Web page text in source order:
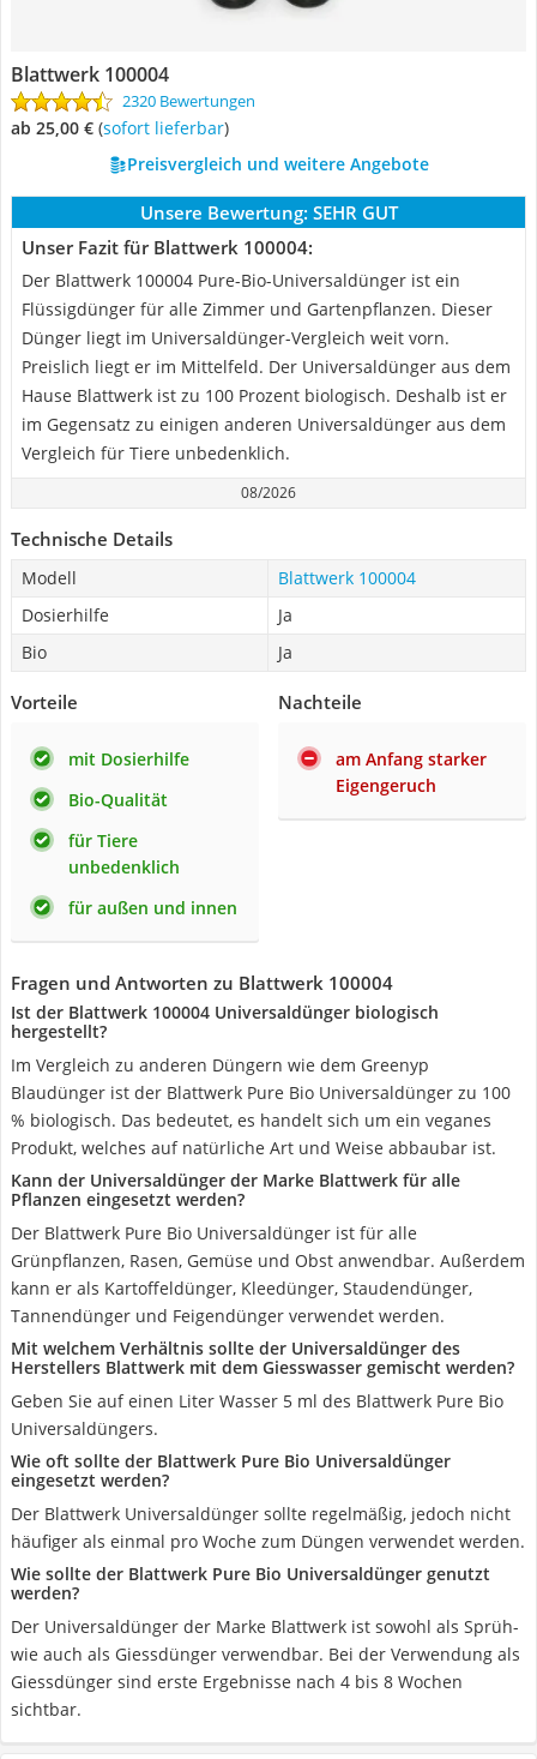
Blattwerk 100004
2320 Bewertungen
ab 25,00 € ( Sofort lieferbar)
Preisvergleich und weitere Angebote
Unsere Bewertung: SEHR GUT
Unser Fazit für Blattwerk 100004:
Der Blattwerk 100004 Pure-Bio-Universaldünger ist ein
Flüssigdünger für alle Zimmer und Gartenpflanzen. Dieser
Dünger liegt im Universaldünger-Vergleich weit vorn.
Preislich liegt er im Mittelfeld. Der Universaldünger aus dem
Hause Blattwerk ist zu 100 Prozent biologisch. Deshalb ist er
im Gegensatz zu einigen anderen Universaldünger aus dem
Vergleich für Tiere unbedenklich.
08/2026
Technische Details
Modell
Blattwerk 100004
Dosierhilfe
Ja
Bio
Ja
Vorteile
mit Dosierhilfe
Bio-Qualität
für Tiere
unbedenklich
für außen und innen
Nachteile
am Anfang starker
Eigengeruch
Fragen und Antworten zu Blattwerk 100004
Ist der Blattwerk 100004 Universaldünger biologisch
hergestellt?
Im Vergleich zu anderen Düngern wie dem Greenyp
Blaudünger ist der Blattwerk Pure Bio Universaldünger zu 100
% biologisch. Das bedeutet, es handelt sich um ein veganes
Produkt, welches auf natürliche Art und Weise abbaubar ist.
Kann der Universaldünger der Marke Blattwerk für alle
Pflanzen eingesetzt werden?
Der Blattwerk Pure Bio Universaldünger ist für alle
Grünpflanzen, Rasen, Gemüse und Obst anwendbar. Außerdem
kann er als Kartoffeldünger, Kleedünger, Staudendünger,
Tannendünger und Feigendünger verwendet werden.
Mit welchem Verhältnis sollte der Universaldünger des
Herstellers Blattwerk mit dem Giesswasser gemischt werden?
Geben Sie auf einen Liter Wasser 5 ml des Blattwerk Pure Bio
Universaldüngers.
Wie oft sollte der Blattwerk Pure Bio Universaldünger
eingesetzt werden?
Der Blattwerk Universaldünger sollte regelmäßig, jedoch nicht
häufiger als einmal pro Woche zum Düngen verwendet werden.
Wie sollte der Blattwerk Pure Bio Universaldünger genutzt
werden?
Der Universaldünger der Marke Blattwerk ist sowohl als Sprüh-
wie auch als Giessdünger verwendbar. Bei der Verwendung als
Giessdünger sind erste Ergebnisse nach 4 bis 8 Wochen
sichtbar.